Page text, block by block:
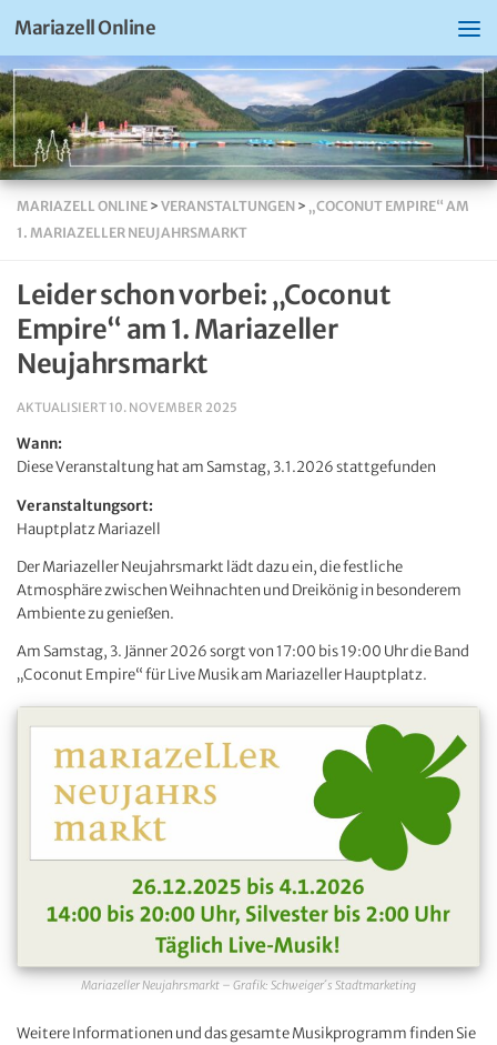
Mariazell Online
MARIAZELL ONLINE > VERANSTALTUNGEN > „COCONUT EMPIRE“ AM
1. MARIAZELLER NEUJAHRSMARKT
Leider schon vorbei: „Coconut
Empire“ am 1. Mariazeller
Neujahrsmarkt
AKTUALISIERT 10. NOVEMBER 2025
Wann:
Diese Veranstaltung hat am Samstag, 3.1.2026 stattgefunden
Veranstaltungsort:
Hauptplatz Mariazell
Der Mariazeller Neujahrsmarkt lädt dazu ein, die festliche
Atmosphäre zwischen Weihnachten und Dreikönig in besonderem
Ambiente zu genießen.
Am Samstag, 3. Jänner 2026 sorgt von 17:00 bis 19:00 Uhr die Band
„Coconut Empire“ für Live Musik am Mariazeller Hauptplatz.
Mariazeller Neujahrsmarkt – Grafik: Schweiger´s Stadtmarketing
Weitere Informationen und das gesamte Musikprogramm finden Sie